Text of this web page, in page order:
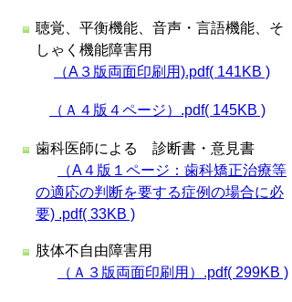
聴覚、平衡機能、音声・言語機能、そ
しゃく機能障害用
（A３版両面印刷用).pdf( 141KB )
（Ａ４版４ページ）.pdf( 145KB )
歯科医師による 診断書・意見書
（A４版１ページ：歯科矯正治療等
の適応の判断を要する症例の場合に必
要) .pdf( 33KB )
肢体不自由障害用
（Ａ３版両面印刷用）.pdf( 299KB )